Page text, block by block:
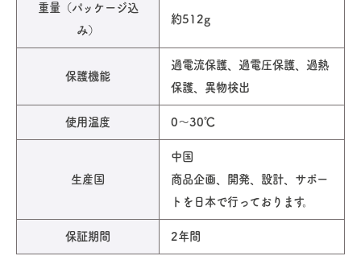
重量（パッケージ込
み）
約512g
保護機能
過電流保護、過電圧保護、過熱
保護、異物検出
使用温度 0～30℃
生産国
中国
商品企画、開発、設計、サポー
トを日本で行っております。
保証期間 2年間